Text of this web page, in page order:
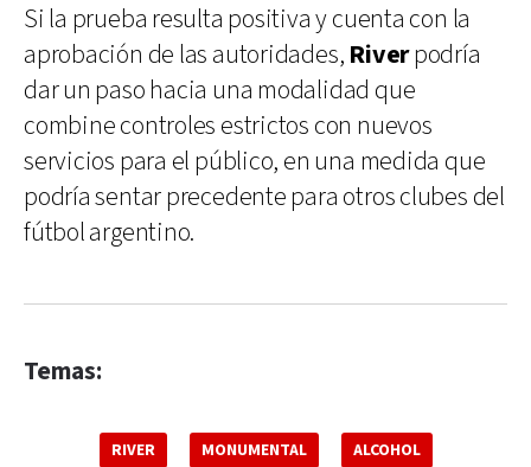
Si la prueba resulta positiva y cuenta con la
aprobación de las autoridades, Riverpodría
dar un paso hacia una modalidad que
combine controles estrictos con nuevos
servicios para el público, en una medida que
podría sentar precedente para otros clubes del
fútbol argentino.
Temas:
RIVER MONUMENTAL ALCOHOL